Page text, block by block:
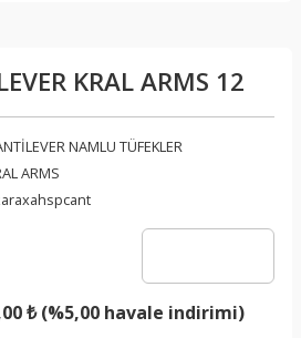
KRAL ARMS 12
NAMLU TÜFEKLER
ARMS
₺ (%5,00 havale indirimi)